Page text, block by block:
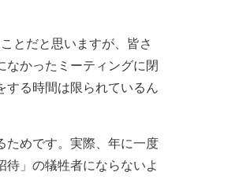
とだと思いますが、皆さ
なかったミーティングに閉
する時間は限られているん
ためです。実際、年に一度
」の犠牲者にならないよ